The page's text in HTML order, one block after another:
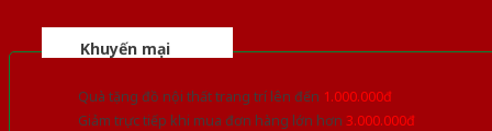
Khuyến mại
Quà tặng đồ nội thất trang trí lên đến 1.000.000đ
Giảm trực tiếp khi mua đơn hàng lớn hơn 3.000.000đ